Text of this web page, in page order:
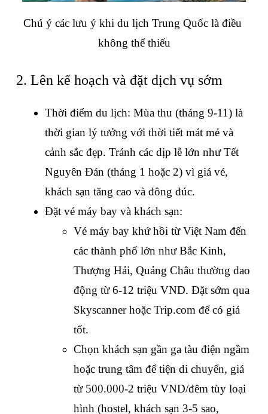
Chú ý các lưu ý khi du lịch Trung Quốc là điều
không thể thiếu
2. Lên kế hoạch và đặt dịch vụ sớm
Thời điểm du lịch: Mùa thu (tháng 9-11) là
thời gian lý tưởng với thời tiết mát mẻ và
cảnh sắc đẹp. Tránh các dịp lễ lớn như Tết
Nguyên Đán (tháng 1 hoặc 2) vì giá vé,
khách sạn tăng cao và đông đúc.
Đặt vé máy bay và khách sạn:
Vé máy bay khứ hồi từ Việt Nam đến
các thành phố lớn như Bắc Kinh,
Thượng Hải, Quảng Châu thường dao
động từ 6-12 triệu VND. Đặt sớm qua
Skyscanner hoặc Trip.com để có giá
tốt.
Chọn khách sạn gần ga tàu điện ngầm
hoặc trung tâm để tiện di chuyển, giá
từ 500.000-2 triệu VND/đêm tùy loại
hình (hostel, khách sạn 3-5 sao,